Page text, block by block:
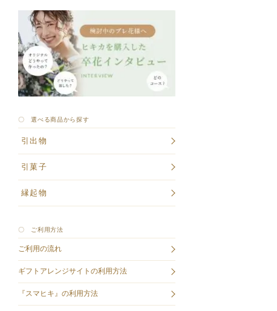
〇 選べる商品から探す
引出物
引菓子
縁起物
〇 ご利用方法
ご利用の流れ
ギフトアレンジサイトの利用方法
『スマヒキ』の利用方法